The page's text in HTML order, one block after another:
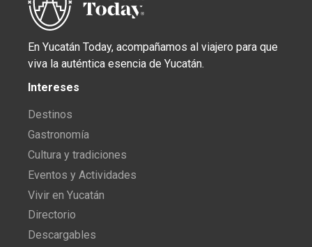
En Yucatán Today, acompañamos al viajero para que
viva la auténtica esencia de Yucatán.
Intereses
Destinos
Gastronomía
Cultura y tradiciones
Eventos y Actividades
Vivir en Yucatán
Directorio
Descargables